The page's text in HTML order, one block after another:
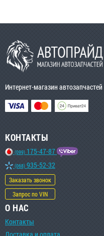
Интернет-магазин автозапчастей
КОНТАКТЫ
(099) 175-47-87
(068) 935-52-32
Заказать звонок
Запрос по VIN
О НАС
Контакты